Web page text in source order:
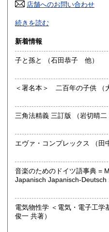
高知県 1,600円
佐賀県
熊本県 1,840円
沖縄県 1,980円
店舗へのお問い合わせ
釣り、鉄道関連本（単行本、
郷土史、旅館や観光地のパン
よろしくお願いします。
絵はがき、観光パンフレット
ります。
尚、出品している商品の一部
のもありますので、購入時に
沿線名：東海道線
営業時間：店舗はありません
定休日：基本は土曜日、日曜
書籍、雑誌/パンフレット/絵
コード、CD、DVD等処分さ
続きを読む
新着情報
子と孫と （石田恭子 他）
＜署
三角法精義 三訂版 （岩切
エヴァ・コ
音楽のためのドイツ語事典 =
Japanisch Japanisch-
電気物性学 ＜電気・電子工学基礎講座 3＞
俊一 共著）